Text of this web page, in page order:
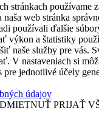
stránkach používame
naša web stránka
používali ďalšie
výkon a štatistiky
naše služby pre vás.
V nastaveniach si
pre jednotlivé účely
údajov
PRIJAŤ